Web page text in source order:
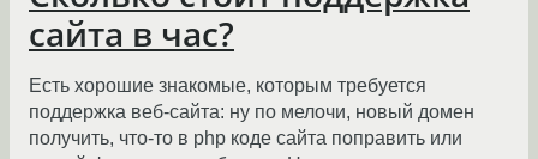
сайта в час?
Есть хорошие знакомые, которым требуется
поддержка веб-сайта: ну по мелочи, новый домен
получить, что-то в php коде сайта поправить или